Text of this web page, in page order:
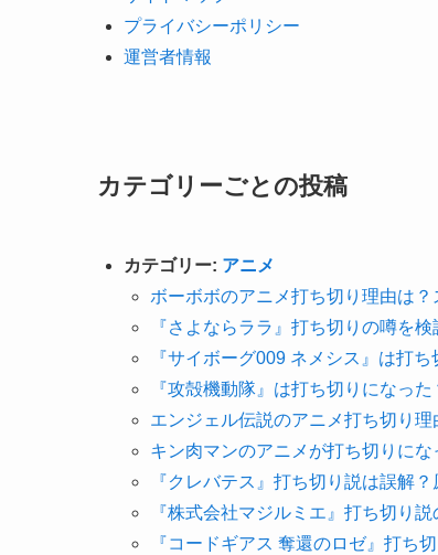
プライバシーポリシー
運営者情報
カテゴリーごとの投稿
カテゴリー: アニメ
ボーボボのアニメ打ち切り理由は
『さよならララ』打ち切りの噂を
『サイボーグ009 ネメシス』は打
『攻殻機動隊』は打ち切りになっ
エンジェル伝説のアニメ打ち切り
キン肉マンのアニメが打ち切りに
『クレバテス』打ち切り説は誤解
『株式会社マジルミエ』打ち切り
『コードギアス 奪還のロゼ』打ち